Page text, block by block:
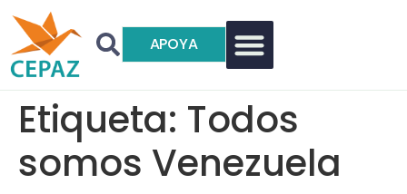
APOYA
Etiqueta: Todos
somos Venezuela